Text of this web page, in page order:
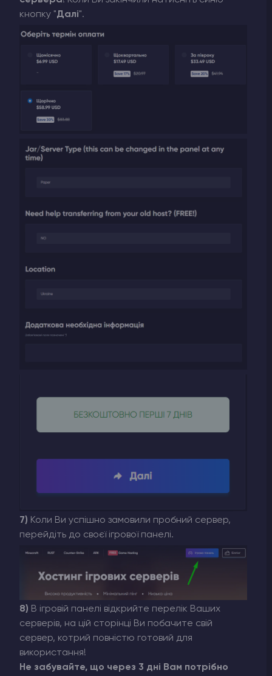
кнопку "Далі".
7) Коли Ви успішно замовили пробний сервер,
перейдіть до своєї ігрової панелі.
8) В ігровій панелі відкрийте перелік Ваших
серверів, на цій сторінці Ви побачите свій
сервер, котрий повністю готовий для
використання!
Не забувайте, що через 3 дні Вам потрібно